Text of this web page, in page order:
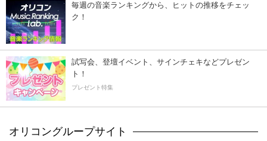
毎週の音楽ランキングから、ヒットの推移をチェッ
ク！
試写会、登壇イベント、サインチェキなどプレゼン
ト！
プレゼント特集
オリコングループサイト